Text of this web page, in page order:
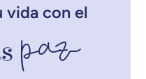
vida con el
paz